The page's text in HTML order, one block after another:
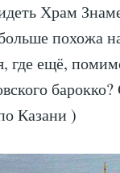
Храм
похожа
где ещё,
Казани )